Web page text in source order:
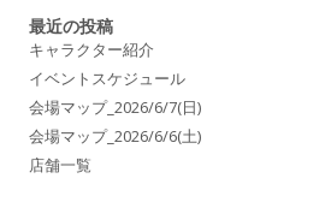
ー
シ
ョ
ン
最近の投稿
キャラクター紹介
イベントスケジュール
会場マップ_2026/6/7(日)
会場マップ_2026/6/6(土)
店舗一覧